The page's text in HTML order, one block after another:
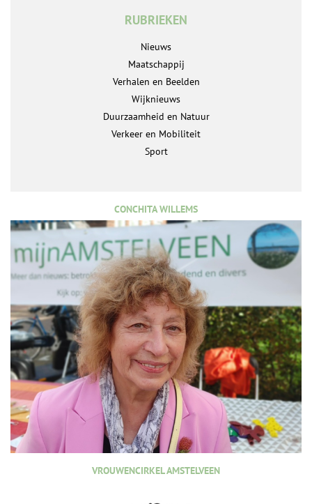
RUBRIEKEN
Nieuws
Maatschappij
Verhalen en Beelden
Wijknieuws
Duurzaamheid en Natuur
Verkeer en Mobiliteit
Sport
CONCHITA WILLEMS
VROUWENCIRKEL AMSTELVEEN